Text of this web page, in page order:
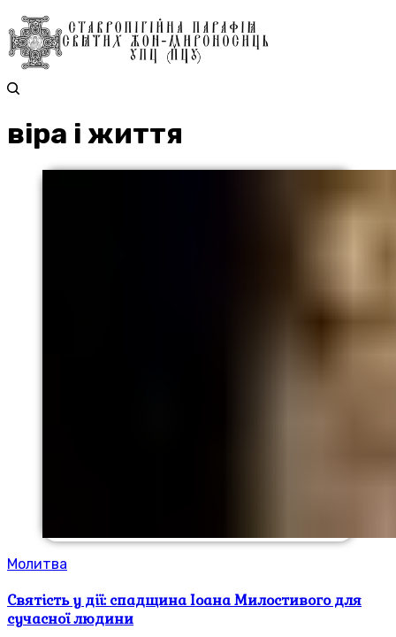
віра і життя
Молитва
Святість у дії: спадщина Іоана Милостивого для
сучасної людини